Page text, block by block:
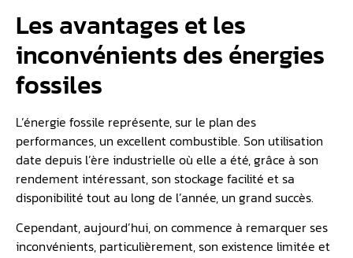
Les avantages et les
inconvénients des énergies
fossiles
L’énergie fossile représente, sur le plan des
performances, un excellent combustible. Son utilisation
date depuis l’ère industrielle où elle a été, grâce à son
rendement intéressant, son stockage facilité et sa
disponibilité tout au long de l’année, un grand succès.
Cependant, aujourd’hui, on commence à remarquer ses
inconvénients, particulièrement, son existence limitée et